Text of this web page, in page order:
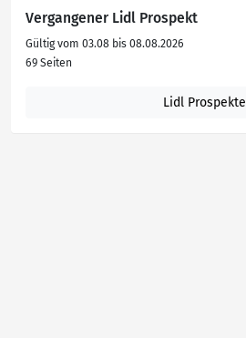
Vergangener Lidl Prospekt
Gültig vom 03.08 bis 08.08.2026
69 Seiten
Lidl Prospekte